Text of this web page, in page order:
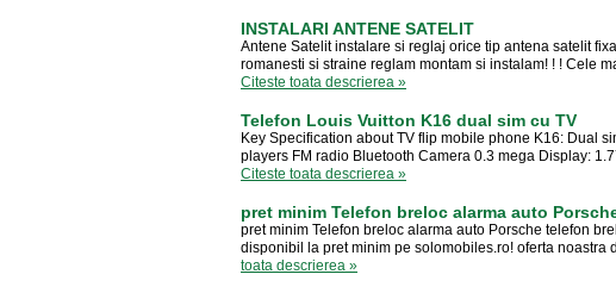
INSTALARI ANTENE SATELIT
Antene Satelit instalare si reglaj orice tip antena satelit
romanesti si straine reglam montam si instalam! ! ! Cele
Citeste toata descrierea »
Telefon Louis Vuitton K16 dual sim cu TV
Key Specification about TV flip mobile phone K16: Dual
players FM radio Bluetooth Camera 0.3 mega Display:
Citeste toata descrierea »
pret minim Telefon breloc alarma auto
pret minim Telefon breloc alarma auto Porsche telefon
disponibil la pret minim pe solomobiles.ro! oferta noastra
toata descrierea »